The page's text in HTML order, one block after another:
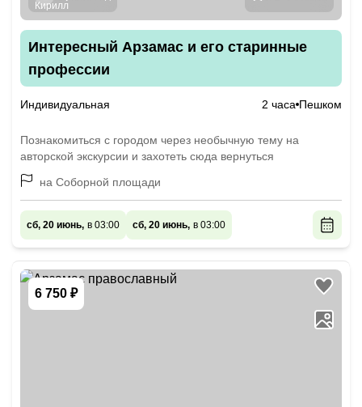
Интересный Арзамас и его старинные
профессии
Индивидуальная 2 часа Пешком
Познакомиться с городом через необычную тему на
авторской экскурсии и захотеть сюда вернуться
на Соборной площади
сб, 20 июнь, в 03:00 сб, 20 июнь, в 03:00
6 750 ₽